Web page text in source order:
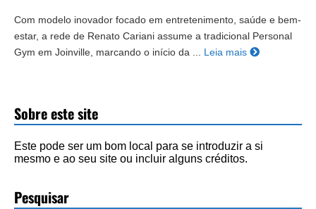
Com modelo inovador focado em entretenimento, saúde e bem-
estar, a rede de Renato Cariani assume a tradicional Personal
Gym em Joinville, marcando o início da ... Leia mais
Sobre este site
Este pode ser um bom local para se introduzir a si
mesmo e ao seu site ou incluir alguns créditos.
Pesquisar